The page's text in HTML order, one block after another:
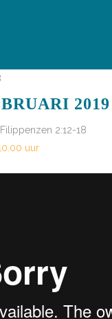
2019
Filippenzen 2:12-18
uur